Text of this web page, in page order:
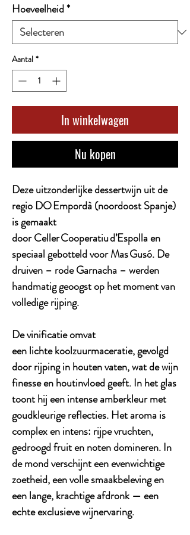
Hoeveelheid*
Aantal *
In winkelwagen
Nu kopen
Deze uitzonderlijke dessertwijn uit de
regio DO Empordà (noordoost Spanje)
is gemaakt
door Celler Cooperatiu d’Espolla en
speciaal gebotteld voor Mas Gusó. De
druiven – rode Garnacha – werden
handmatig geoogst op het moment van
volledige rijping.
De vinificatie omvat
een lichte koolzuurmaceratie, gevolgd
door rijping in houten vaten, wat de wijn
finesse en houtinvloed geeft. In het glas
toont hij een intense amberkleur met
goudkleurige reflecties. Het aroma is
complex en intens: rijpe vruchten,
gedroogd fruit en noten domineren. In
de mond verschijnt een evenwichtige
zoetheid, een volle smaakbeleving en
een lange, krachtige afdronk — een
echte exclusieve wijnervaring.